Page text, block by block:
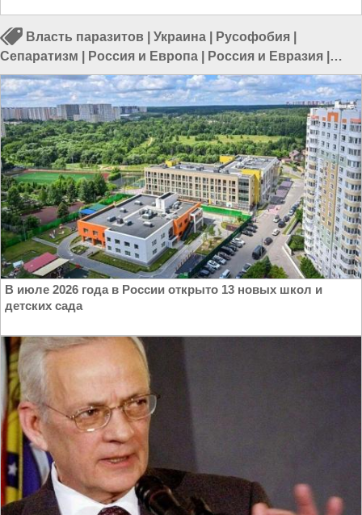
Власть паразитов Украина Русофобия
Сепаратизм
Россия и Европа Россия и Евразия
Россия и Украина
В июле 2026 года в России открыто 13 новых школ и
детских сада